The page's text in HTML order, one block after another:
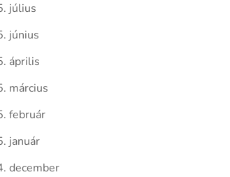
július
június
április
március
február
január
december